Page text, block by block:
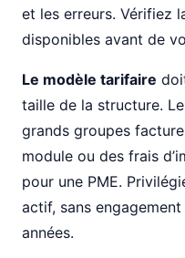
et les erreurs. Vérifiez
disponibles avant de
Le modèle tarifaire
taille de la structure.
grands groupes
module ou des frais
pour une PME.
actif, sans
années.